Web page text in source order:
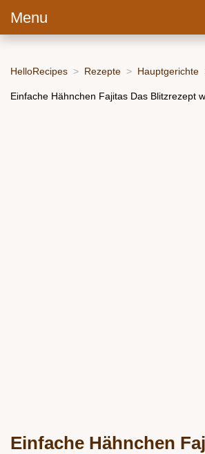
Menu
HelloRecipes Rezepte Hauptgerichte
Einfache Hähnchen Fajitas Das Blitzrezept
Einfache Hähnchen